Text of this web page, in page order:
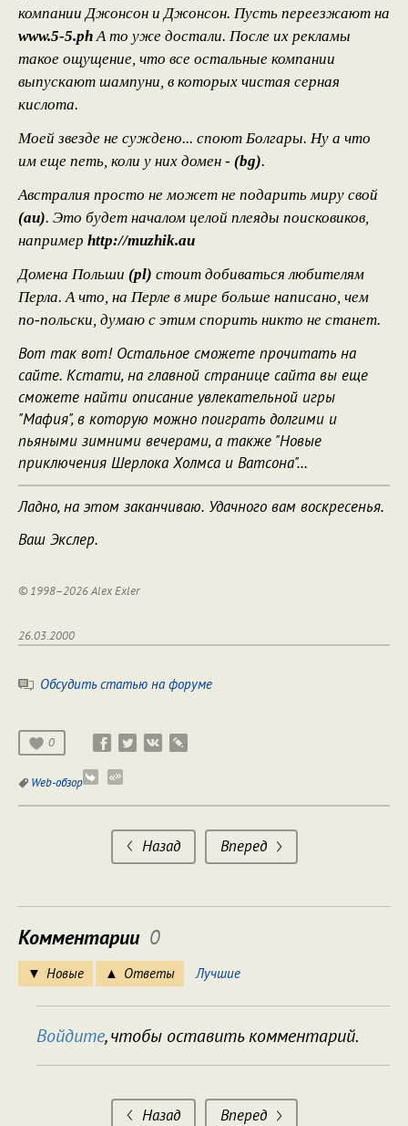
компании Джонсон и Джонсон. Пусть переезжают на
www.5-5.phА то уже достали. После их рекламы
такое ощущение, что все остальные компании
выпускают шампуни, в которых чистая серная
кислота.
Моей звезде не суждено... споют Болгары. Ну а что
им еще петь, коли у них домен - (bg).
Австралия просто не может не подарить миру свой
(au). Это будет началом целой плеяды поисковиков,
например http://muzhik.au
Домена Польши (pl) стоит добиваться любителям
Перла. А что, на Перле в мире больше написано, чем
по-польски, думаю с этим спорить никто не станет.
Вот так вот! Остальное сможете прочитать на
сайте. Кстати, на главной странице сайта вы еще
сможете найти описание увлекательной игры
"Мафия", в которую можно поиграть долгими и
пьяными зимними вечерами, а также "Новые
приключения Шерлока Холмса и Ватсона"...
Ладно, на этом заканчиваю. Удачного вам воскресенья.
Ваш Экслер.
© 1998–2026 Alex Exler
26.03.2000
Обсудить статью на форуме
0
Web-обзор
Назад Вперед
Комментарии 0
Новые Ответы Лучшие
Войдите, чтобы оставить комментарий.
Назад Вперед